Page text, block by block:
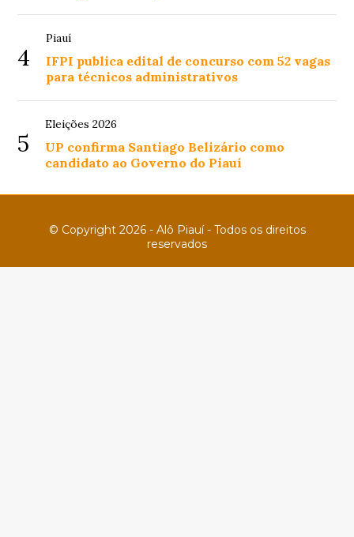
4
Piauí
IFPI publica edital de concurso com 52 vagas
para técnicos administrativos
5
Eleições 2026
UP confirma Santiago Belizário como
candidato ao Governo do Piauí
© Copyright 2026 - Alô Piauí - Todos os direitos
reservados